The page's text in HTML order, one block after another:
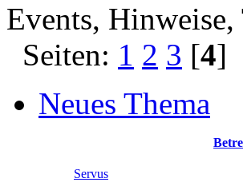
Events, Hinweise,
Seiten: 1 2 3 [4]
Neues Thema
Servus